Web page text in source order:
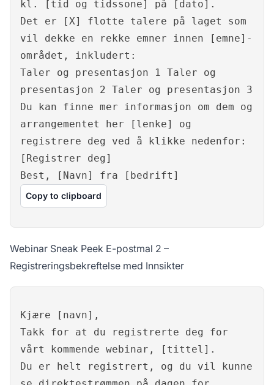
kl. [tid og tidssone] på [dato].
Det er [X] flotte talere på laget som
vil dekke en rekke emner innen [emne]-
området, inkludert:
Taler og presentasjon 1 Taler og
presentasjon 2 Taler og presentasjon 3
Du kan finne mer informasjon om dem og
arrangementet her [lenke] og
registrere deg ved å klikke nedenfor:
[Registrer deg]
Best, [Navn] fra [bedrift]
Copy to clipboard
Webinar Sneak Peek E-postmal 2 –
Registreringsbekreftelse med Innsikter
Kjære [navn],
Takk for at du registrerte deg for
vårt kommende webinar, [tittel].
Du er helt registrert, og du vil kunne